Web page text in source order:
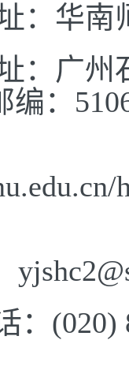
：华南
：广
编：
： (020)